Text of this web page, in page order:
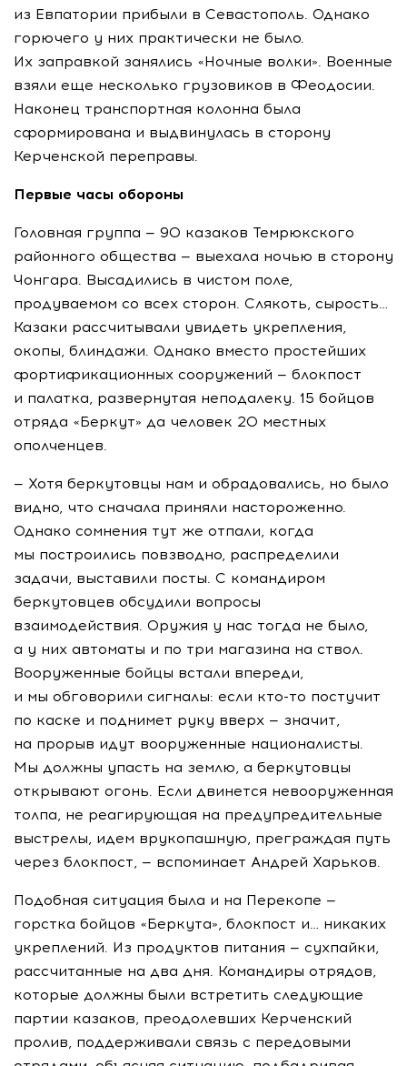
из Евпатории прибыли в Севастополь. Однако
горючего у них практически не было.
Их заправкой занялись «Ночные волки». Военные
взяли еще несколько грузовиков в Феодосии.
Наконец транспортная колонна была
сформирована и выдвинулась в сторону
Керченской переправы.
Первые часы обороны
Головная группа — 90 казаков Темрюкского
районного общества — выехала ночью в сторону
Чонгара. Высадились в чистом поле,
продуваемом со всех сторон. Слякоть, сырость…
Казаки рассчитывали увидеть укрепления,
окопы, блиндажи. Однако вместо простейших
фортификационных сооружений — блокпост
и палатка, развернутая неподалеку. 15 бойцов
отряда «Беркут» да человек 20 местных
ополченцев.
— Хотя беркутовцы нам и обрадовались, но было
видно, что сначала приняли настороженно.
Однако сомнения тут же отпали, когда
мы построились повзводно, распределили
задачи, выставили посты. С командиром
беркутовцев обсудили вопросы
взаимодействия. Оружия у нас тогда не было,
а у них автоматы и по три магазина на ствол.
Вооруженные бойцы встали впереди,
и мы обговорили сигналы: если кто-то постучит
по каске и поднимет руку вверх — значит,
на прорыв идут вооруженные националисты.
Мы должны упасть на землю, а беркутовцы
открывают огонь. Если двинется невооруженная
толпа, не реагирующая на предупредительные
выстрелы, идем врукопашную, преграждая путь
через блокпост, — вспоминает Андрей Харьков.
Подобная ситуация была и на Перекопе —
горстка бойцов «Беркута», блокпост и… никаких
укреплений. Из продуктов питания — сухпайки,
рассчитанные на два дня. Командиры отрядов,
которые должны были встретить следующие
партии казаков, преодолевших Керченский
пролив, поддерживали связь с передовыми